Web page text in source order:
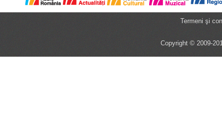
Termeni şi
Copyright © 2009-